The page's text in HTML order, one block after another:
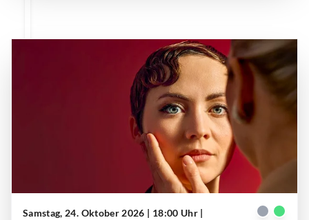
Samstag, 24. Oktober 2026 | 18:00 Uhr |